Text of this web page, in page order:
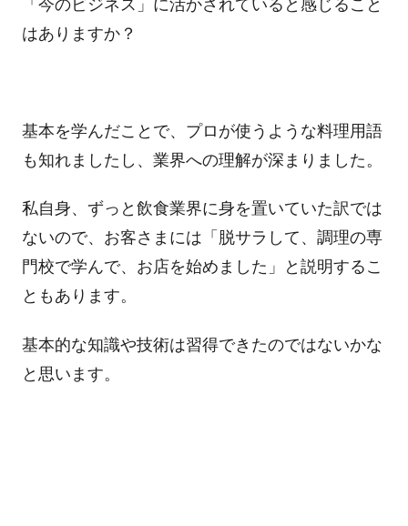
「今のビジネス」に活かされていると感じること
はありますか？
基本を学んだことで、プロが使うような料理用語
も知れましたし、業界への理解が深まりました。
私自身、ずっと飲食業界に身を置いていた訳では
ないので、お客さまには「脱サラして、調理の専
門校で学んで、お店を始めました」と説明するこ
ともあります。
基本的な知識や技術は習得できたのではないかな
と思います。